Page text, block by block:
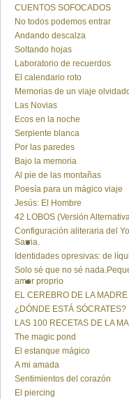
CUENTOS SOFOCADOS
No todos podemos entrar
Andando descalza
Soltando hojas
Laboratorio de recuerdos
El calendario roto
Memorias de un viaje
Las Novias
Ecos en la noche
Serpiente blanca
Por las paredes
Bajo la memoria
Al pie de las montañas
Poesía para un mágico viaje
Jesús: El Hombre
42 LOBOS (Versión
Configuración aliteraria del
Sarria.
Identidades opresivas: de
Solo sé que no sé
amor proprio
EL CEREBRO DE LA MADRE
¿DÓNDE ESTÁ SÓCRATES?
LAS 100 RECETAS DE LA
The magic pond
El estanque mágico
A mi amada
Sentimientos del corazón
El piercing